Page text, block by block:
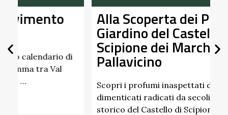
Alla Scoperta dei Profumi del
Giardino del Castello di
Scipione dei Marchesi
Pallavicino
Scopri i profumi inaspettati di erbe e frutti
dimenticati radicati da secoli. Nel giardino
storico del Castello di Scipione …